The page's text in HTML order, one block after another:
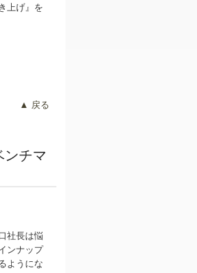
上げ』を
▲ 戻る
ンチマ
社長は悩
ンナップ
ようにな